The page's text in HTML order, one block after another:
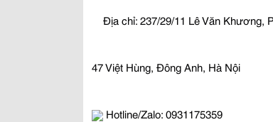
Địa chỉ: 237/29/11 Lê Văn Khương,
47 Việt Hùng, Đông Anh, Hà Nội
Hotline/Zalo: 0931175359